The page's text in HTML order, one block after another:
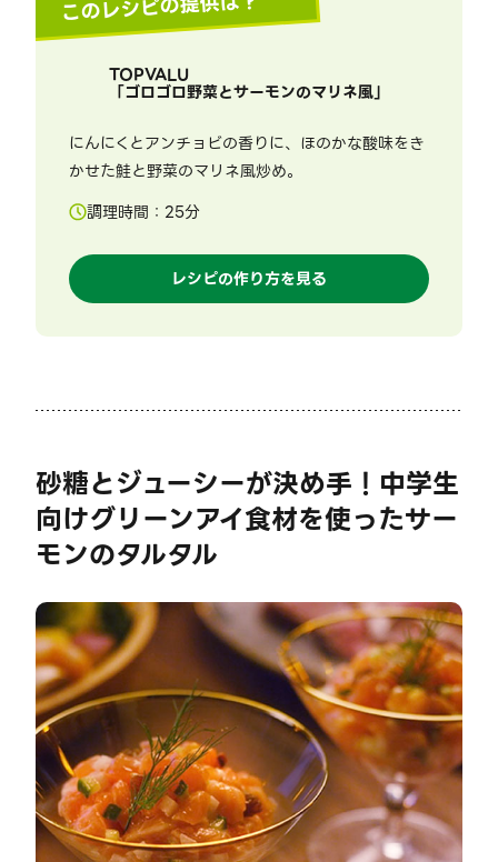
TOPVALU
「ゴロゴロ野菜とサーモンのマリネ風」
にんにくとアンチョビの香りに、ほのかな酸味をき
かせた鮭と野菜のマリネ風炒め。
調理時間： 25分
レシピの作り方を見る
砂糖とジューシーが決め手！中学生
向けグリーンアイ食材を使ったサー
モンのタルタル